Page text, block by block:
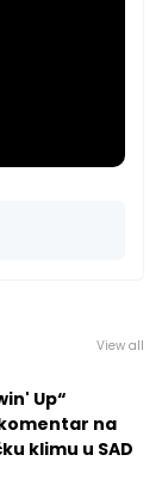
View all
Up“
na
klimu u SAD